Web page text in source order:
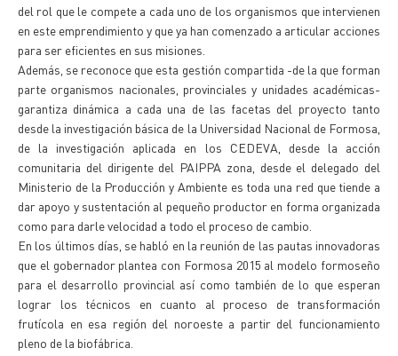
del rol que le compete a cada uno de los organismos que intervienen
en este emprendimiento y que ya han comenzado a articular acciones
para ser eficientes en sus misiones.
Además, se reconoce que esta gestión compartida -de la que forman
parte organismos nacionales, provinciales y unidades académicas-
garantiza dinámica a cada una de las facetas del proyecto tanto
desde la investigación básica de la Universidad Nacional de Formosa,
de la investigación aplicada en los CEDEVA, desde la acción
comunitaria del dirigente del PAIPPA zona, desde el delegado del
Ministerio de la Producción y Ambiente es toda una red que tiende a
dar apoyo y sustentación al pequeño productor en forma organizada
como para darle velocidad a todo el proceso de cambio.
En los últimos días, se habló en la reunión de las pautas innovadoras
que el gobernador plantea con Formosa 2015 al modelo formoseño
para el desarrollo provincial así como también de lo que esperan
lograr los técnicos en cuanto al proceso de transformación
frutícola en esa región del noroeste a partir del funcionamiento
pleno de la biofábrica.